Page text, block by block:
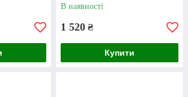
для кутового підключення
Всі елементи — латунні з
хромовим покриттям.
В наявності
1 520 ₴
Купити